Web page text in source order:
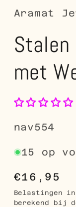
Aramat
Stalen
met
SKU:
nav554
15 op
Normale
prijs
€16,95
Belastingen
berekend bij